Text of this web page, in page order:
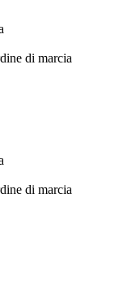
di marcia
di marcia